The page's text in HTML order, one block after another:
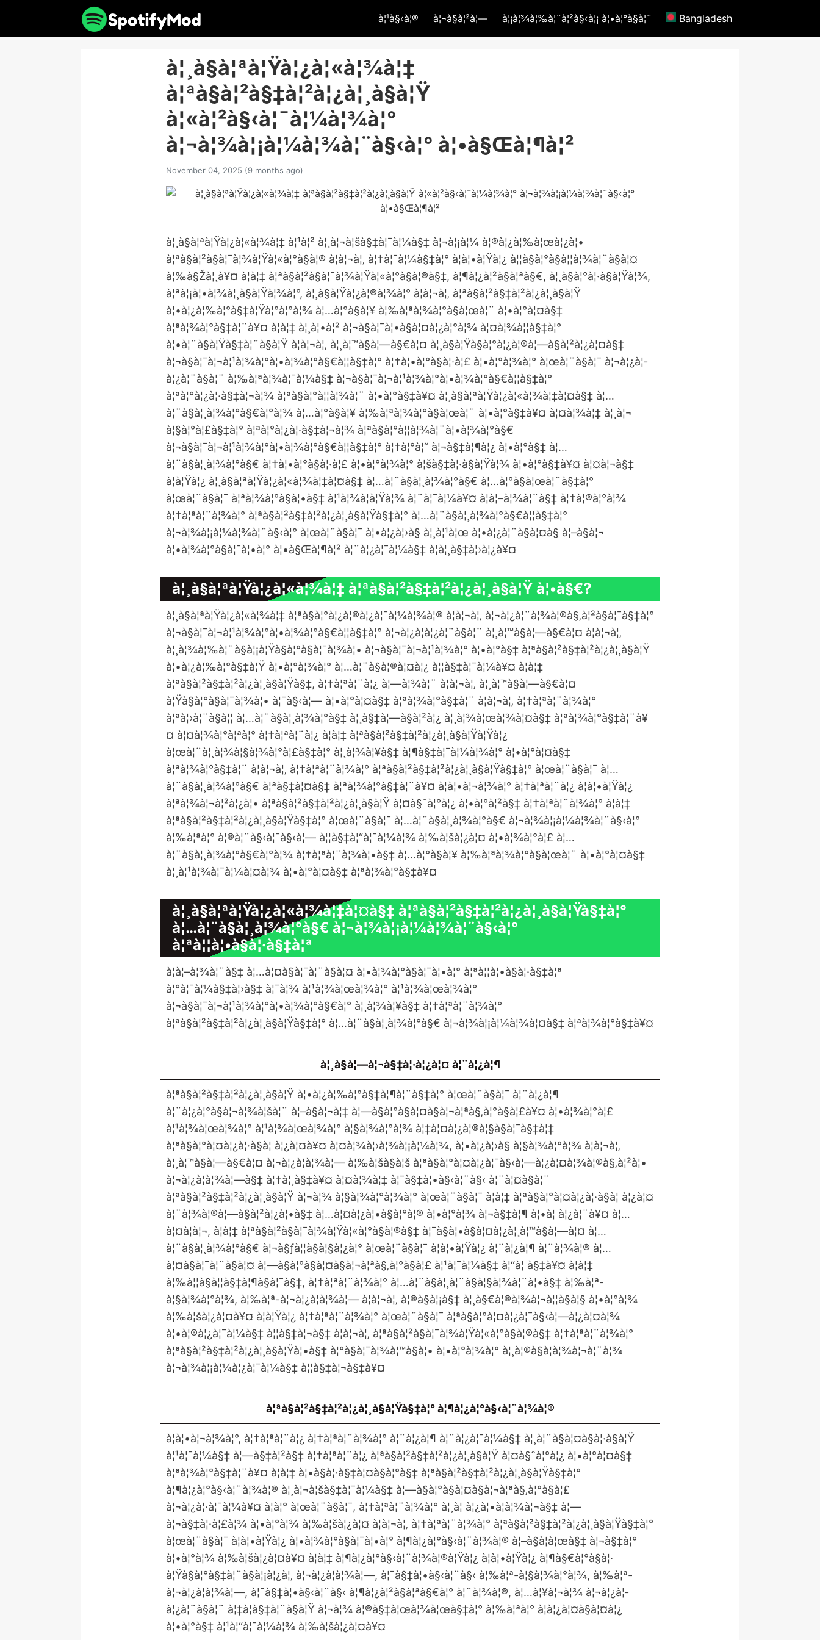
à¦¹à§‹à¦® à¦¬à§à¦²à¦— à¦¡à¦¾à¦‰à¦¨à¦²à§‹à¦¡ à¦•à¦°à§à¦¨ Bangladesh
à¦¸à§à¦ªà¦Ÿà¦¿à¦«à¦¾à¦‡
à¦ªà§à¦²à§‡à¦²à¦¿à¦¸à§à¦Ÿ
à¦«à¦²à§‹à¦¯à¦¼à¦¾à¦°
à¦¬à¦¾à¦¡à¦¼à¦¾à¦¨à§‹à¦° à¦•à§Œà¦¶à¦²
November 04, 2025 (9 months ago)
à¦¸à§à¦ªà¦Ÿà¦¿à¦«à¦¾à¦‡ à¦¹à¦² à¦¸à¦¬à¦šà§‡à¦¯à¦¼à§‡ à¦¬à¦¡à¦¼ à¦®à¦¿à¦‰à¦œà¦¿à¦•
à¦ªà§à¦²à§à¦¯à¦¾à¦Ÿà¦«à¦°à§à¦® à¦à¦¬à¦‚ à¦†à¦¯à¦¼à§‡à¦° à¦à¦•à¦Ÿà¦¿ à¦¦à§à¦°à§à¦¦à¦¾à¦¨à§à¦¤
à¦‰à§Žà¦¸à¥¤ à¦à¦‡ à¦ªà§à¦²à§à¦¯à¦¾à¦Ÿà¦«à¦°à§à¦®à§‡, à¦¶à¦¿à¦²à§à¦ªà§€, à¦¸à§à¦°à¦·à§à¦Ÿà¦¾,
à¦ªà¦¡à¦•à¦¾à¦¸à§à¦Ÿà¦¾à¦°, à¦¸à§à¦Ÿà¦¿à¦®à¦¾à¦° à¦à¦¬à¦‚ à¦ªà§à¦²à§‡à¦²à¦¿à¦¸à§à¦Ÿ
à¦•à¦¿à¦‰à¦°à§‡à¦Ÿà¦°à¦°à¦¾ à¦…à¦°à§à¦¥ à¦‰à¦ªà¦¾à¦°à§à¦œà¦¨ à¦•à¦°à¦¤à§‡
à¦ªà¦¾à¦°à§‡à¦¨à¥¤ à¦à¦‡ à¦¸à¦•à¦² à¦¬à§à¦¯à¦•à§à¦¤à¦¿à¦°à¦¾ à¦¤à¦¾à¦¦à§‡à¦°
à¦•à¦¨à§à¦Ÿà§‡à¦¨à§à¦Ÿ à¦à¦¬à¦‚ à¦¸à¦™à§à¦—à§€à¦¤ à¦¸à§à¦Ÿà§à¦°à¦¿à¦®à¦—à§à¦²à¦¿à¦¤à§‡
à¦¬à§à¦¯à¦¬à¦¹à¦¾à¦°à¦•à¦¾à¦°à§€à¦¦à§‡à¦° à¦†à¦•à¦°à§à¦·à¦£ à¦•à¦°à¦¾à¦° à¦œà¦¨à§à¦¯ à¦¬à¦¿à¦­
à¦¿à¦¨à§à¦¨ à¦‰à¦ªà¦¾à¦¯à¦¼à§‡ à¦¬à§à¦¯à¦¬à¦¹à¦¾à¦°à¦•à¦¾à¦°à§€à¦¦à§‡à¦°
à¦ªà¦°à¦¿à¦·à§‡à¦¬à¦¾ à¦ªà§à¦°à¦¦à¦¾à¦¨ à¦•à¦°à§‡à¥¤ à¦¸à§à¦ªà¦Ÿà¦¿à¦«à¦¾à¦‡à¦¤à§‡ à¦…
à¦¨à§à¦¸à¦¾à¦°à§€à¦°à¦¾ à¦…à¦°à§à¦¥ à¦‰à¦ªà¦¾à¦°à§à¦œà¦¨ à¦•à¦°à§‡à¥¤ à¦¤à¦¾à¦‡ à¦¸à¦¬
à¦§à¦°à¦£à§‡à¦° à¦ªà¦°à¦¿à¦·à§‡à¦¬à¦¾ à¦ªà§à¦°à¦¦à¦¾à¦¨à¦•à¦¾à¦°à§€
à¦¬à§à¦¯à¦¬à¦¹à¦¾à¦°à¦•à¦¾à¦°à§€à¦¦à§‡à¦° à¦†à¦°à¦“ à¦¬à§‡à¦¶à¦¿ à¦•à¦°à§‡ à¦…
à¦¨à§à¦¸à¦¾à¦°à§€ à¦†à¦•à¦°à§à¦·à¦£ à¦•à¦°à¦¾à¦° à¦šà§‡à¦·à§à¦Ÿà¦¾ à¦•à¦°à§‡à¥¤ à¦¤à¦¬à§‡
à¦à¦Ÿà¦¿ à¦¸à§à¦ªà¦Ÿà¦¿à¦«à¦¾à¦‡à¦¤à§‡ à¦…à¦¨à§à¦¸à¦¾à¦°à§€ à¦…à¦°à§à¦œà¦¨à§‡à¦°
à¦œà¦¨à§à¦¯ à¦ªà¦¾à¦°à§à¦•à§‡ à¦¹à¦¾à¦à¦Ÿà¦¾ à¦¨à¦¯à¦¼à¥¤ à¦à¦–à¦¾à¦¨à§‡ à¦†à¦®à¦°à¦¾
à¦†à¦ªà¦¨à¦¾à¦° à¦ªà§à¦²à§‡à¦²à¦¿à¦¸à§à¦Ÿà§‡à¦° à¦…à¦¨à§à¦¸à¦¾à¦°à§€à¦¦à§‡à¦°
à¦¬à¦¾à¦¡à¦¼à¦¾à¦¨à§‹à¦° à¦œà¦¨à§à¦¯ à¦•à¦¿à¦›à§ à¦¸à¦¹à¦œ à¦•à¦¿à¦¨à§à¦¤à§ à¦–à§à¦¬
à¦•à¦¾à¦°à§à¦¯à¦•à¦° à¦•à§Œà¦¶à¦² à¦¨à¦¿à¦¯à¦¼à§‡ à¦à¦¸à§‡à¦›à¦¿à¥¤
à¦¸à§à¦ªà¦Ÿà¦¿à¦«à¦¾à¦‡ à¦ªà§à¦²à§‡à¦²à¦¿à¦¸à§à¦Ÿ à¦•à§€?
à¦¸à§à¦ªà¦Ÿà¦¿à¦«à¦¾à¦‡ à¦ªà§à¦°à¦¿à¦®à¦¿à¦¯à¦¼à¦¾à¦® à¦à¦¬à¦‚ à¦¬à¦¿à¦¨à¦¾à¦®à§‚à¦²à§à¦¯à§‡à¦°
à¦¬à§à¦¯à¦¬à¦¹à¦¾à¦°à¦•à¦¾à¦°à§€à¦¦à§‡à¦° à¦¬à¦¿à¦­à¦¿à¦¨à§à¦¨ à¦¸à¦™à§à¦—à§€à¦¤ à¦à¦¬à¦‚
à¦¸à¦¾à¦‰à¦¨à§à¦¡à¦Ÿà§à¦°à§à¦¯à¦¾à¦• à¦¬à§à¦¯à¦¬à¦¹à¦¾à¦° à¦•à¦°à§‡ à¦ªà§à¦²à§‡à¦²à¦¿à¦¸à§à¦Ÿ
à¦•à¦¿à¦‰à¦°à§‡à¦Ÿ à¦•à¦°à¦¾à¦° à¦…à¦¨à§à¦®à¦¤à¦¿ à¦¦à§‡à¦¯à¦¼à¥¤ à¦à¦‡
à¦ªà§à¦²à§‡à¦²à¦¿à¦¸à§à¦Ÿà§‡, à¦†à¦ªà¦¨à¦¿ à¦—à¦¾à¦¨ à¦à¦¬à¦‚ à¦¸à¦™à§à¦—à§€à¦¤
à¦Ÿà§à¦°à§à¦¯à¦¾à¦• à¦¯à§‹à¦— à¦•à¦°à¦¤à§‡ à¦ªà¦¾à¦°à§‡à¦¨ à¦à¦¬à¦‚ à¦†à¦ªà¦¨à¦¾à¦°
à¦ªà¦›à¦¨à§à¦¦ à¦…à¦¨à§à¦¸à¦¾à¦°à§‡ à¦¸à§‡à¦—à§à¦²à¦¿ à¦¸à¦¾à¦œà¦¾à¦¤à§‡ à¦ªà¦¾à¦°à§‡à¦¨à¥
¤ à¦¤à¦¾à¦°à¦ªà¦° à¦†à¦ªà¦¨à¦¿ à¦à¦‡ à¦ªà§à¦²à§‡à¦²à¦¿à¦¸à§à¦Ÿà¦Ÿà¦¿
à¦œà¦¨à¦¸à¦¾à¦§à¦¾à¦°à¦£à§‡à¦° à¦¸à¦¾à¦¥à§‡ à¦¶à§‡à¦¯à¦¼à¦¾à¦° à¦•à¦°à¦¤à§‡
à¦ªà¦¾à¦°à§‡à¦¨ à¦à¦¬à¦‚ à¦†à¦ªà¦¨à¦¾à¦° à¦ªà§à¦²à§‡à¦²à¦¿à¦¸à§à¦Ÿà§‡à¦° à¦œà¦¨à§à¦¯ à¦…
à¦¨à§à¦¸à¦¾à¦°à§€ à¦ªà§‡à¦¤à§‡ à¦ªà¦¾à¦°à§‡à¦¨à¥¤ à¦à¦•à¦¬à¦¾à¦° à¦†à¦ªà¦¨à¦¿ à¦à¦•à¦Ÿà¦¿
à¦ªà¦¾à¦¬à¦²à¦¿à¦• à¦ªà§à¦²à§‡à¦²à¦¿à¦¸à§à¦Ÿ à¦¤à§ˆà¦°à¦¿ à¦•à¦°à¦²à§‡ à¦†à¦ªà¦¨à¦¾à¦° à¦à¦‡
à¦ªà§à¦²à§‡à¦²à¦¿à¦¸à§à¦Ÿà§‡à¦° à¦œà¦¨à§à¦¯ à¦…à¦¨à§à¦¸à¦¾à¦°à§€ à¦¬à¦¾à¦¡à¦¼à¦¾à¦¨à§‹à¦°
à¦‰à¦ªà¦° à¦®à¦¨à§‹à¦¯à§‹à¦— à¦¦à§‡à¦“à¦¯à¦¼à¦¾ à¦‰à¦šà¦¿à¦¤ à¦•à¦¾à¦°à¦£ à¦…
à¦¨à§à¦¸à¦¾à¦°à§€à¦°à¦¾ à¦†à¦ªà¦¨à¦¾à¦•à§‡ à¦…à¦°à§à¦¥ à¦‰à¦ªà¦¾à¦°à§à¦œà¦¨ à¦•à¦°à¦¤à§‡
à¦¸à¦¹à¦¾à¦¯à¦¼à¦¤à¦¾ à¦•à¦°à¦¤à§‡ à¦ªà¦¾à¦°à§‡à¥¤
à¦¸à§à¦ªà¦Ÿà¦¿à¦«à¦¾à¦‡à¦¤à§‡ à¦ªà§à¦²à§‡à¦²à¦¿à¦¸à§à¦Ÿà§‡à¦°
à¦…à¦¨à§à¦¸à¦¾à¦°à§€ à¦¬à¦¾à¦¡à¦¼à¦¾à¦¨à§‹à¦°
à¦ªà¦¦à¦•à§à¦·à§‡à¦ª
à¦à¦–à¦¾à¦¨à§‡ à¦…à¦¤à§à¦¯à¦¨à§à¦¤ à¦•à¦¾à¦°à§à¦¯à¦•à¦° à¦ªà¦¦à¦•à§à¦·à§‡à¦ª
à¦°à¦¯à¦¼à§‡à¦›à§‡ à¦¯à¦¾ à¦¹à¦¾à¦œà¦¾à¦° à¦¹à¦¾à¦œà¦¾à¦°
à¦¬à§à¦¯à¦¬à¦¹à¦¾à¦°à¦•à¦¾à¦°à§€à¦° à¦¸à¦¾à¦¥à§‡ à¦†à¦ªà¦¨à¦¾à¦°
à¦ªà§à¦²à§‡à¦²à¦¿à¦¸à§à¦Ÿà§‡à¦° à¦…à¦¨à§à¦¸à¦¾à¦°à§€ à¦¬à¦¾à¦¡à¦¼à¦¾à¦¤à§‡ à¦ªà¦¾à¦°à§‡à¥¤
à¦¸à§à¦—à¦¬à§‡à¦·à¦¿à¦¤ à¦¨à¦¿à¦¶
à¦ªà§à¦²à§‡à¦²à¦¿à¦¸à§à¦Ÿ à¦•à¦¿à¦‰à¦°à§‡à¦¶à¦¨à§‡à¦° à¦œà¦¨à§à¦¯ à¦¨à¦¿à¦¶
à¦¨à¦¿à¦°à§à¦¬à¦¾à¦šà¦¨ à¦–à§à¦¬à¦‡ à¦—à§à¦°à§à¦¤à§à¦¬à¦ªà§‚à¦°à§à¦£à¥¤ à¦•à¦¾à¦°à¦£
à¦¹à¦¾à¦œà¦¾à¦° à¦¹à¦¾à¦œà¦¾à¦° à¦§à¦¾à¦°à¦¾ à¦‡à¦¤à¦¿à¦®à¦§à§à¦¯à§‡à¦‡
à¦ªà§à¦°à¦¤à¦¿à¦·à§à¦ à¦¿à¦¤à¥¤ à¦¤à¦¾à¦›à¦¾à¦¡à¦¼à¦¾, à¦•à¦¿à¦›à§ à¦§à¦¾à¦°à¦¾ à¦à¦¬à¦‚
à¦¸à¦™à§à¦—à§€à¦¤ à¦¬à¦¿à¦­à¦¾à¦— à¦‰à¦šà§à¦š à¦ªà§à¦°à¦¤à¦¿à¦¯à§‹à¦—à¦¿à¦¤à¦¾à¦®à§‚à¦²à¦•
à¦¬à¦¿à¦­à¦¾à¦—à§‡ à¦†à¦¸à§‡à¥¤ à¦¤à¦¾à¦‡ à¦¯à§‡à¦•à§‹à¦¨à§‹ à¦¨à¦¤à§à¦¨
à¦ªà§à¦²à§‡à¦²à¦¿à¦¸à§à¦Ÿ à¦¬à¦¾ à¦§à¦¾à¦°à¦¾à¦° à¦œà¦¨à§à¦¯ à¦à¦‡ à¦ªà§à¦°à¦¤à¦¿à¦·à§à¦ à¦¿à¦¤
à¦¨à¦¾à¦®à¦—à§à¦²à¦¿à¦•à§‡ à¦…à¦¤à¦¿à¦•à§à¦°à¦® à¦•à¦°à¦¾ à¦¬à§‡à¦¶ à¦•à¦ à¦¿à¦¨à¥¤ à¦…
à¦¤à¦à¦¬, à¦à¦‡ à¦ªà§à¦²à§à¦¯à¦¾à¦Ÿà¦«à¦°à§à¦®à§‡ à¦¯à§à¦•à§à¦¤à¦¿à¦¸à¦™à§à¦—à¦¤ à¦…
à¦¨à§à¦¸à¦¾à¦°à§€ à¦¬à§ƒà¦¦à§à¦§à¦¿à¦° à¦œà¦¨à§à¦¯ à¦à¦•à¦Ÿà¦¿ à¦¨à¦¿à¦¶ à¦¨à¦¾à¦® à¦…
à¦¤à§à¦¯à¦¨à§à¦¤ à¦—à§à¦°à§à¦¤à§à¦¬à¦ªà§‚à¦°à§à¦£ à¦¹à¦¯à¦¼à§‡ à¦“à¦ à§‡à¥¤ à¦à¦‡
à¦‰à¦¦à§à¦¦à§‡à¦¶à§à¦¯à§‡, à¦†à¦ªà¦¨à¦¾à¦° à¦…à¦¨à§à¦¸à¦¨à§à¦§à¦¾à¦¨à¦•à§‡ à¦‰à¦ª-
à¦§à¦¾à¦°à¦¾, à¦‰à¦ª-à¦¬à¦¿à¦­à¦¾à¦— à¦à¦¬à¦‚ à¦®à§à¦¡à§‡ à¦¸à§€à¦®à¦¾à¦¬à¦¦à§à¦§ à¦•à¦°à¦¾
à¦‰à¦šà¦¿à¦¤à¥¤ à¦à¦Ÿà¦¿ à¦†à¦ªà¦¨à¦¾à¦° à¦œà¦¨à§à¦¯ à¦ªà§à¦°à¦¤à¦¿à¦¯à§‹à¦—à¦¿à¦¤à¦¾
à¦•à¦®à¦¿à¦¯à¦¼à§‡ à¦¦à§‡à¦¬à§‡ à¦à¦¬à¦‚ à¦ªà§à¦²à§à¦¯à¦¾à¦Ÿà¦«à¦°à§à¦®à§‡ à¦†à¦ªà¦¨à¦¾à¦°
à¦ªà§à¦²à§‡à¦²à¦¿à¦¸à§à¦Ÿà¦•à§‡ à¦°‍à§à¦¯à¦¾à¦™à§à¦• à¦•à¦°à¦¾à¦° à¦¸à¦®à§à¦­à¦¾à¦¬à¦¨à¦¾
à¦¬à¦¾à¦¡à¦¼à¦¿à¦¯à¦¼à§‡ à¦¦à§‡à¦¬à§‡à¥¤
à¦ªà§à¦²à§‡à¦²à¦¿à¦¸à§à¦Ÿà§‡à¦° à¦¶à¦¿à¦°à§‹à¦¨à¦¾à¦®
à¦à¦•à¦¬à¦¾à¦°, à¦†à¦ªà¦¨à¦¿ à¦†à¦ªà¦¨à¦¾à¦° à¦¨à¦¿à¦¶ à¦¨à¦¿à¦¯à¦¼à§‡ à¦¸à¦¨à§à¦¤à§à¦·à§à¦Ÿ
à¦¹à¦¯à¦¼à§‡ à¦—à§‡à¦²à§‡ à¦†à¦ªà¦¨à¦¿ à¦ªà§à¦²à§‡à¦²à¦¿à¦¸à§à¦Ÿ à¦¤à§ˆà¦°à¦¿ à¦•à¦°à¦¤à§‡
à¦ªà¦¾à¦°à§‡à¦¨à¥¤ à¦à¦‡ à¦•à§à¦·à§‡à¦¤à§à¦°à§‡ à¦ªà§à¦²à§‡à¦²à¦¿à¦¸à§à¦Ÿà§‡à¦°
à¦¶à¦¿à¦°à§‹à¦¨à¦¾à¦® à¦¸à¦¬à¦šà§‡à¦¯à¦¼à§‡ à¦—à§à¦°à§à¦¤à§à¦¬à¦ªà§‚à¦°à§à¦£
à¦¬à¦¿à¦·à¦¯à¦¼à¥¤ à¦à¦° à¦œà¦¨à§à¦¯, à¦†à¦ªà¦¨à¦¾à¦° à¦¸à¦ à¦¿à¦•à¦­à¦¾à¦¬à§‡ à¦—
à¦¬à§‡à¦·à¦£à¦¾ à¦•à¦°à¦¾ à¦‰à¦šà¦¿à¦¤ à¦à¦¬à¦‚ à¦†à¦ªà¦¨à¦¾à¦° à¦ªà§à¦²à§‡à¦²à¦¿à¦¸à§à¦Ÿà§‡à¦°
à¦œà¦¨à§à¦¯ à¦à¦•à¦Ÿà¦¿ à¦•à¦¾à¦°à§à¦¯à¦•à¦° à¦¶à¦¿à¦°à§‹à¦¨à¦¾à¦® à¦–à§à¦à¦œà§‡ à¦¬à§‡à¦°
à¦•à¦°à¦¾ à¦‰à¦šà¦¿à¦¤à¥¤ à¦à¦‡ à¦¶à¦¿à¦°à§‹à¦¨à¦¾à¦®à¦Ÿà¦¿ à¦à¦•à¦Ÿà¦¿ à¦¶à§€à¦°à§à¦·
à¦Ÿà§à¦°à§‡à¦¨à§à¦¡à¦¿à¦‚ à¦¬à¦¿à¦­à¦¾à¦—, à¦¯à§‡à¦•à§‹à¦¨à§‹ à¦‰à¦ª-à¦§à¦¾à¦°à¦¾, à¦‰à¦ª-
à¦¬à¦¿à¦­à¦¾à¦—, à¦¯à§‡à¦•à§‹à¦¨à§‹ à¦¶à¦¿à¦²à§à¦ªà§€à¦° à¦¨à¦¾à¦®, à¦…à¦¥à¦¬à¦¾ à¦¬à¦¿à¦­
à¦¿à¦¨à§à¦¨ à¦‡à¦­à§‡à¦¨à§à¦Ÿ à¦¬à¦¾ à¦®à§‡à¦œà¦¾à¦œà§‡à¦° à¦‰à¦ªà¦° à¦­à¦¿à¦¤à§à¦¤à¦¿
à¦•à¦°à§‡ à¦¹à¦“à¦¯à¦¼à¦¾ à¦‰à¦šà¦¿à¦¤à¥¤